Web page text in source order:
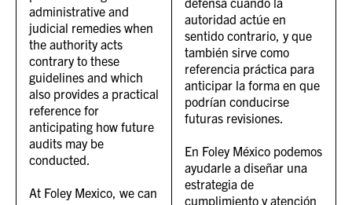
administrative and
judicial remedies when
the authority acts
contrary to these
guidelines and which
also provides a practical
reference for
anticipating how future
audits may be
conducted.
At Foley Mexico, we can
autoridad actúe en
sentido contrario, y que
también sirve como
referencia práctica para
anticipar la forma en que
podrían conducirse
futuras revisiones.
En Foley México podemos
ayudarle a diseñar una
estrategia de
cumplimiento y atención